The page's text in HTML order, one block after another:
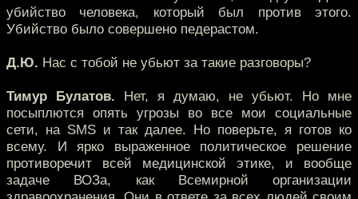
убийство человека, который был против этого.
Убийство было совершено педерастом.
Д.Ю. Нас с тобой не убьют за такие разговоры?
Тимур Булатов. Нет, я думаю, не убьют. Но мне
посыплются опять угрозы во все мои социальные
сети, на SMS и так далее. Но поверьте, я готов ко
всему. И ярко выраженное политическое решение
противоречит всей медицинской этике, и вообще
задаче ВОЗа, как Всемирной организации